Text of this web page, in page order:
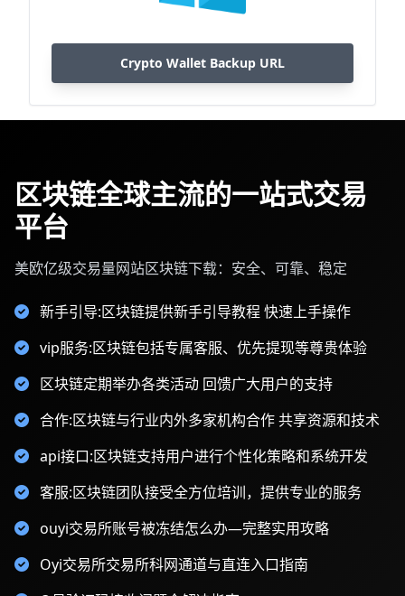
Crypto Wallet Backup URL
区块链全球主流的一站式交易
平台
美欧亿级交易量网站区块链下载：安全、可靠、稳定
新手引导:区块链提供新手引导教程 快速上手操作
vip服务:区块链包括专属客服、优先提现等尊贵体验
区块链定期举办各类活动 回馈广大用户的支持
合作:区块链与行业内外多家机构合作 共享资源和技术
api接口:区块链支持用户进行个性化策略和系统开发
客服:区块链团队接受全方位培训，提供专业的服务
ouyi交易所账号被冻结怎么办—完整实用攻略
Oyi交易所交易所科网通道与直连入口指南